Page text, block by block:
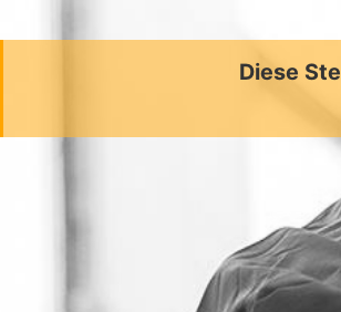
Diese